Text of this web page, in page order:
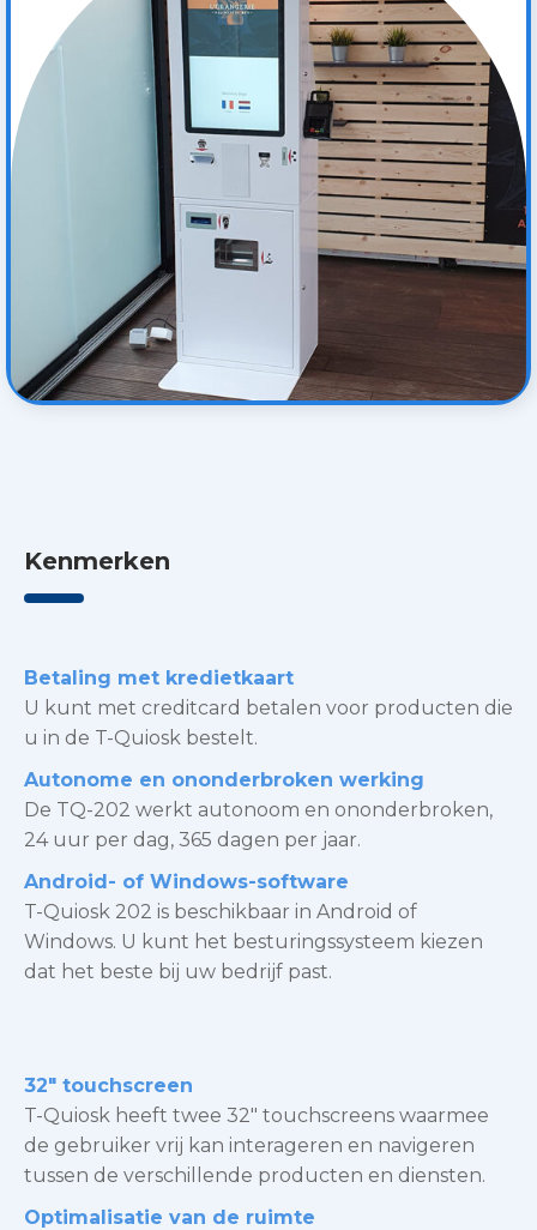
Kenmerken
Betaling met kredietkaart
U kunt met creditcard betalen voor producten die
u in de T-Quiosk bestelt.
Autonome en ononderbroken werking
De TQ-202 werkt autonoom en ononderbroken,
24 uur per dag, 365 dagen per jaar.
Android- of Windows-software
T-Quiosk 202 is beschikbaar in Android of
Windows. U kunt het besturingssysteem kiezen
dat het beste bij uw bedrijf past.
32″ touchscreen
T-Quiosk heeft twee 32″ touchscreens waarmee
de gebruiker vrij kan interageren en navigeren
tussen de verschillende producten en diensten.
Optimalisatie van de ruimte